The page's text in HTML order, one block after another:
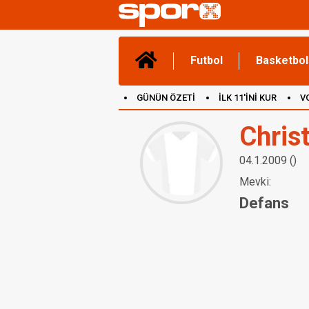
Futbol Basketbol
GÜNÜN ÖZETİ İLK 11'İNİ KUR
04.1.2009 ()
Mevki:
Defans